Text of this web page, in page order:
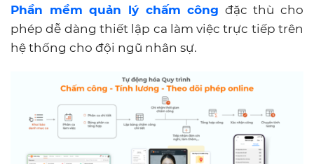
Phần mềm quản lý chấm công đặc thù cho
phépdễ dàng thiết lập ca làm việc trực tiếp trên
hệ thống cho đội ngũ nhân sự.